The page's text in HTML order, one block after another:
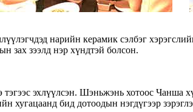
нарийн керамик сэлбэг
зах зээлд нэр хүндтэй болсон.
эхлүүлсэн. Шэньжэнь хотоос
хугацаанд бид дотоодын нэгдүгээр